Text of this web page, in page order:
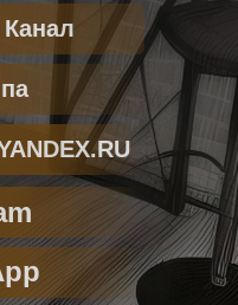
Канал